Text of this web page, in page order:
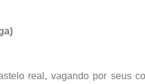
real, vagando por seus